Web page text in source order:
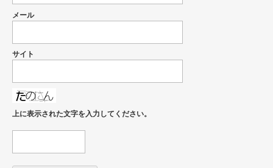
メール
サイト
上に表示された文字を入力してください。